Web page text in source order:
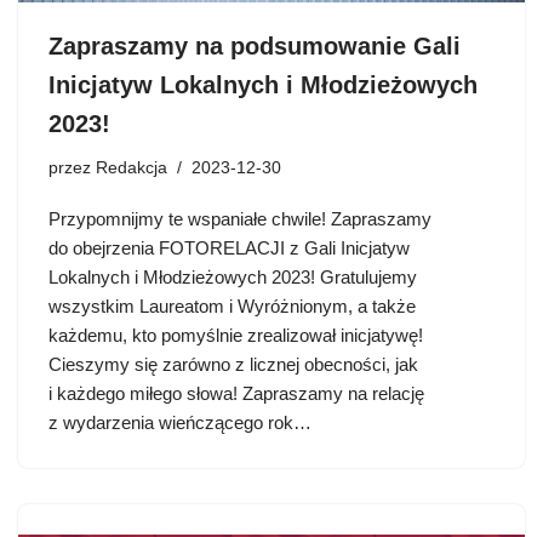
Zapraszamy na podsumowanie Gali
Inicjatyw Lokalnych i Młodzieżowych
2023!
przez Redakcja 2023-12-30
Przypomnijmy te wspaniałe chwile! Zapraszamy
do obejrzenia FOTORELACJI z Gali Inicjatyw
Lokalnych i Młodzieżowych 2023! Gratulujemy
wszystkim Laureatom i Wyróżnionym, a także
każdemu, kto pomyślnie zrealizował inicjatywę!
Cieszymy się zarówno z licznej obecności, jak
i każdego miłego słowa! Zapraszamy na relację
z wydarzenia wieńczącego rok…